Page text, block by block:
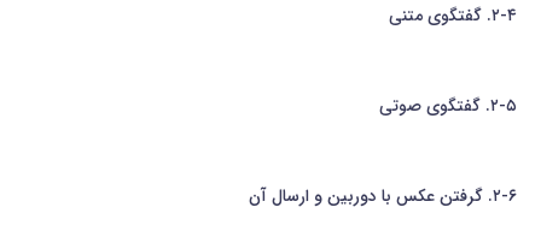
۲-۴. گفتگوی متنی
۲-۵. گفتگوی صوتی
۲-۶. گرفتن عکس با دوربین و ارسال آن